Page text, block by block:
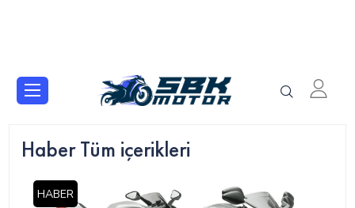
Haber Tüm içerikleri
HABER